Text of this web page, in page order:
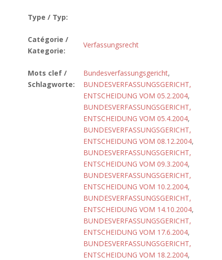
Type / Typ:
Catégorie /
Kategorie:
Verfassungsrecht
Mots clef /
Schlagworte:
Bundesverfassungsgericht,
BUNDESVERFASSUNGSGERICHT,
ENTSCHEIDUNG VOM 05.2.2004,
BUNDESVERFASSUNGSGERICHT,
ENTSCHEIDUNG VOM 05.4.2004,
BUNDESVERFASSUNGSGERICHT,
ENTSCHEIDUNG VOM 08.12.2004,
BUNDESVERFASSUNGSGERICHT,
ENTSCHEIDUNG VOM 09.3.2004,
BUNDESVERFASSUNGSGERICHT,
ENTSCHEIDUNG VOM 10.2.2004,
BUNDESVERFASSUNGSGERICHT,
ENTSCHEIDUNG VOM 14.10.2004,
BUNDESVERFASSUNGSGERICHT,
ENTSCHEIDUNG VOM 17.6.2004,
BUNDESVERFASSUNGSGERICHT,
ENTSCHEIDUNG VOM 18.2.2004,